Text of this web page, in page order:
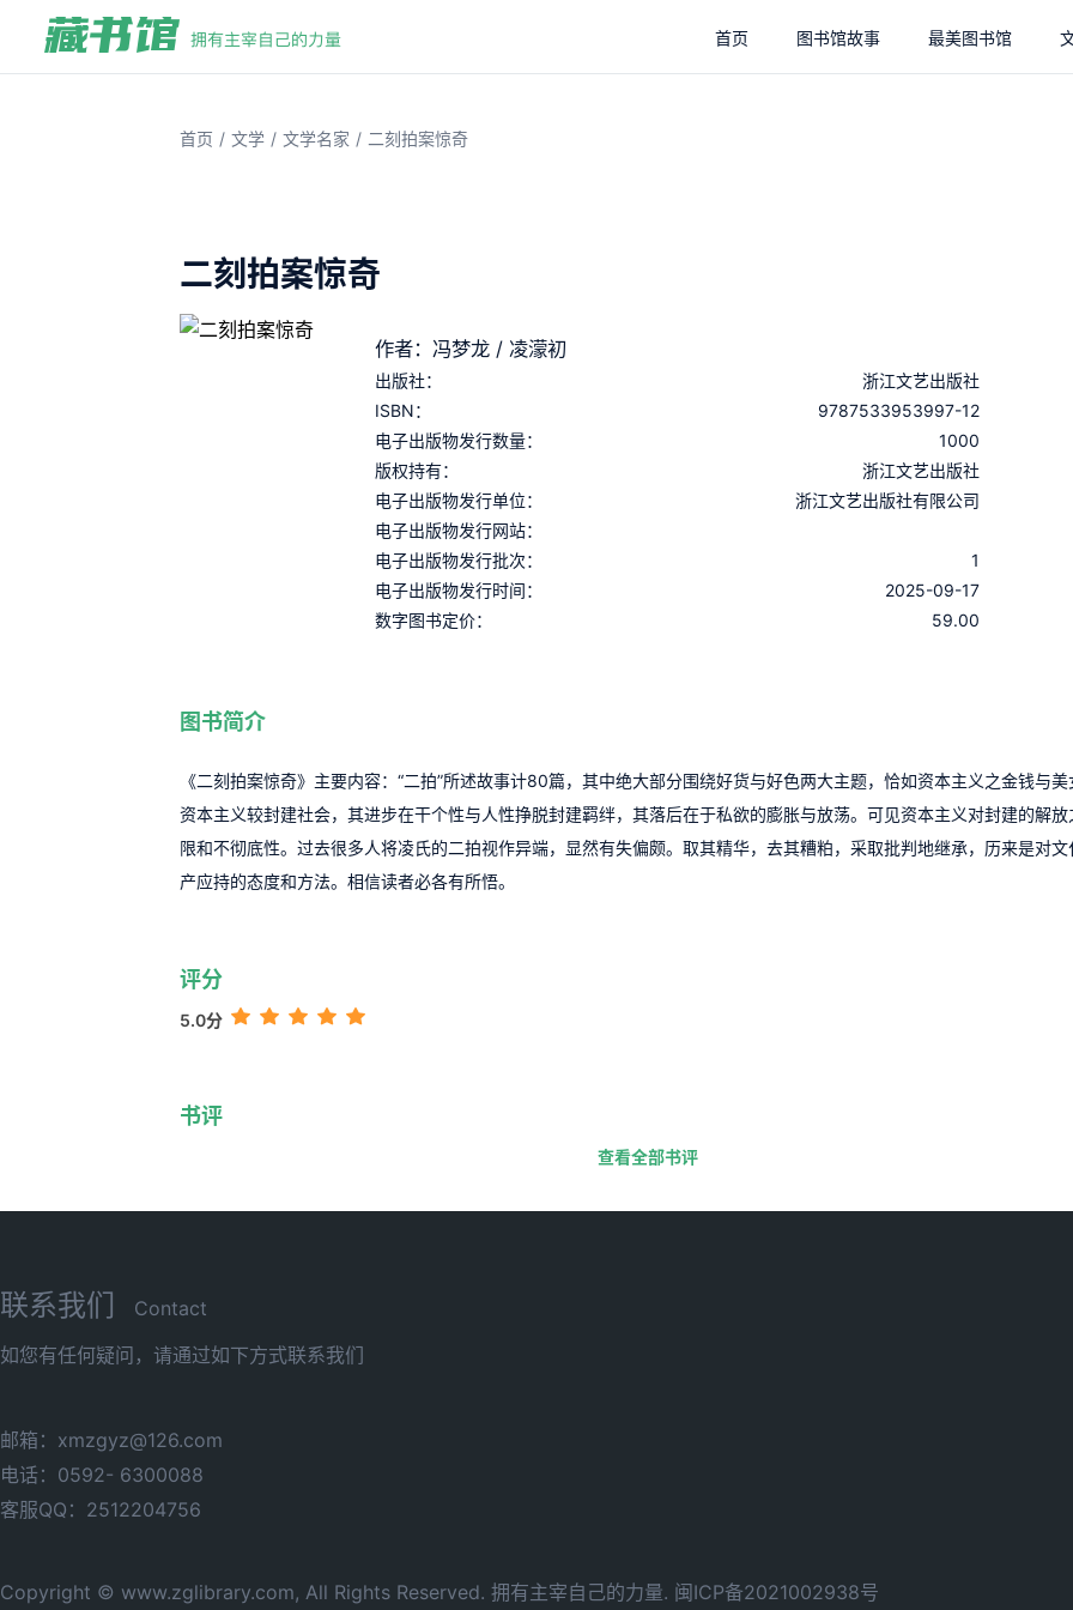
首页 图书馆故事 最美图书馆
首页 / 文学 / 文学名家 / 二刻拍案惊奇
二刻拍案惊奇
作者：冯梦龙 / 凌濛初
出版社：
浙江文艺出版社
ISBN：
9787533953997-12
电子出版物发行数量：
1000
版权持有：
浙江文艺出版社
电子出版物发行单位：
浙江文艺出版社有限公司
电子出版物发行网站：
电子出版物发行批次：
1
电子出版物发行时间：
2025-09-17
数字图书定价：
59.00
图书简介
《二刻拍案惊奇》主要内容：“二拍”所述故事计80篇，其中绝大部分围绕好货与好色两大主题，恰如资本主义之金钱与美
资本主义较封建社会，其进步在干个性与人性挣脱封建羁绊，其落后在于私欲的膨胀与放荡。可见资本主义对封建的解放
限和不彻底性。过去很多人将凌氏的二拍视作异端，显然有失偏颇。取其精华，去其糟粕，采取批判地继承，历来是对文
产应持的态度和方法。相信读者必各有所悟。
评分
5.0分
书评
查看全部书评
联系我们
Contact
如您有任何疑问，请通过如下方式联系我们
邮箱：xmzgyz@126.com
电话：0592- 6300088
客服QQ：2512204756
Copyright © www.zglibrary.com, All Rights Reserved. 拥有主宰自己的力量. 闽ICP备2021002938号